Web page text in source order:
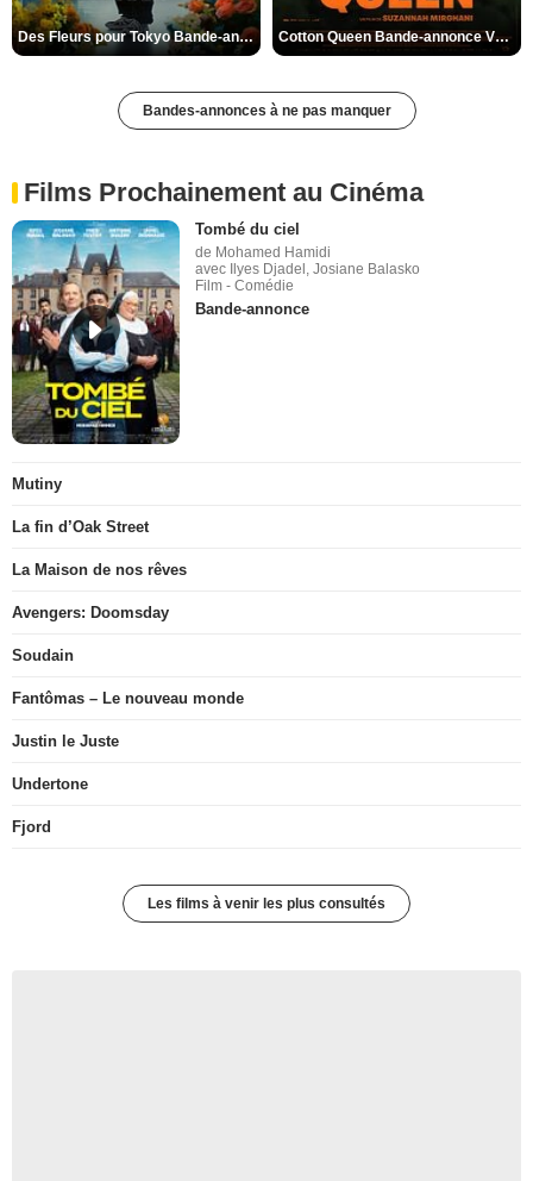
Des Fleurs pour Tokyo Bande-annonce VO STFR Cotton Queen Bande-annonce VO STFR
Bandes-annonces à ne pas manquer
Films Prochainement au Cinéma
Tombé du ciel
de Mohamed Hamidi
avec Ilyes Djadel, Josiane Balasko
Film - Comédie
Bande-annonce
Mutiny
La fin d’Oak Street
La Maison de nos rêves
Avengers: Doomsday
Soudain
Fantômas – Le nouveau monde
Justin le Juste
Undertone
Fjord
Les films à venir les plus consultés